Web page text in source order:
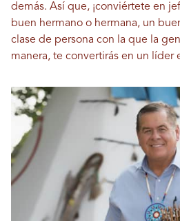
demás. Así que, ¡conviértete en
buen hermano o hermana, un
clase de persona con la que la
manera, te convertirás en un líder